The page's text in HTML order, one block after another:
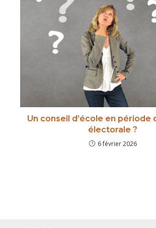
Un conseil d’école en période
électorale ?
6 février 2026